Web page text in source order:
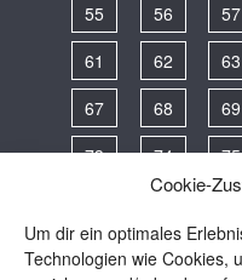
Cookie-
Um dir ein optimales
Technologien wie Cookies,
55
56 57
61
62 63
67
68 69
73
74 75
85
86 87